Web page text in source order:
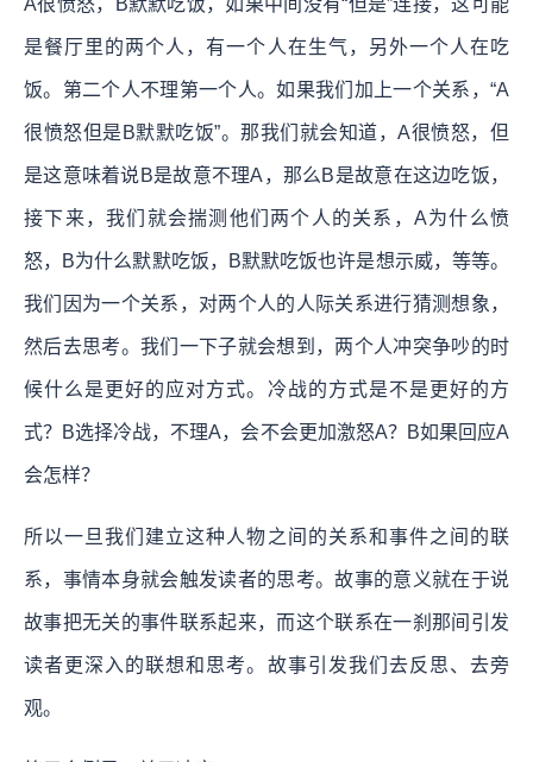
是餐厅里的两个人，有一个人在生气，另外一个人在吃
饭。第二个人不理第一个人。如果我们加上一个关系，“A
很愤怒但是B默默吃饭”。那我们就会知道，A很愤怒，但
是这意味着说B是故意不理A，那么B是故意在这边吃饭，
接下来，我们就会揣测他们两个人的关系，A为什么愤
怒，B为什么默默吃饭，B默默吃饭也许是想示威，等等。
我们因为一个关系，对两个人的人际关系进行猜测想象，
然后去思考。我们一下子就会想到，两个人冲突争吵的时
候什么是更好的应对方式。冷战的方式是不是更好的方
式？B选择冷战，不理A，会不会更加激怒A？B如果回应A
会怎样？
所以一旦我们建立这种人物之间的关系和事件之间的联
系，事情本身就会触发读者的思考。故事的意义就在于说
故事把无关的事件联系起来，而这个联系在一刹那间引发
读者更深入的联想和思考。故事引发我们去反思、去旁
观。